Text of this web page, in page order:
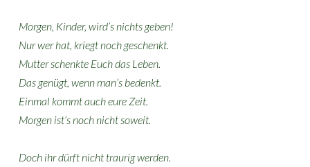
Morgen, Kinder, wird’s nichts geben!
Nur wer hat, kriegt noch geschenkt.
Mutter schenkte Euch das Leben.
Das genügt, wenn man’s bedenkt.
Einmal kommt auch eure Zeit.
Morgen ist’s noch nicht soweit.
Doch ihr dürft nicht traurig werden.